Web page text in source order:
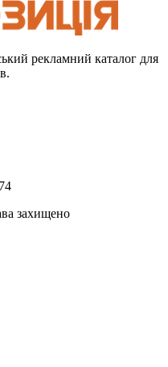
рекламний каталог для
захищено